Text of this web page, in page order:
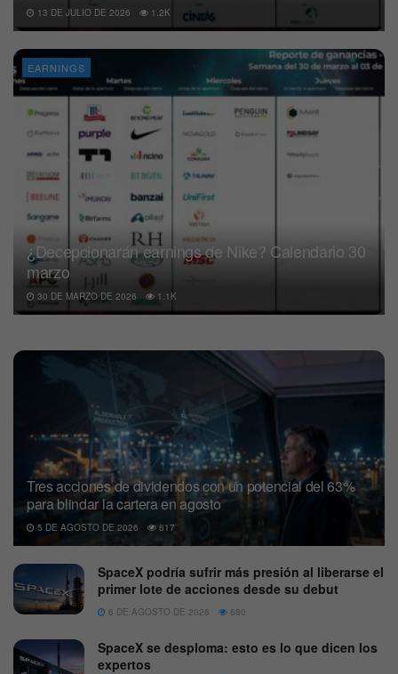
13 DE JULIO DE 2026 1.2K
EARNINGS
¿Decepcionarán earnings de Nike? Calendario 30
marzo
30 DE MARZO DE 2026 1.1K
Tres acciones de dividendos con un potencial del 63%
para blindar la cartera en agosto
5 DE AGOSTO DE 2026 617
SpaceX podría sufrir más presión al liberarse el
primer lote de acciones desde su debut
6 DE AGOSTO DE 2026 680
SpaceX se desploma: esto es lo que dicen los
expertos